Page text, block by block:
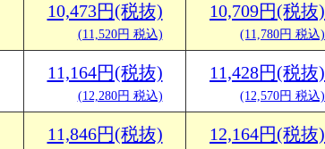
10,473円(税抜)
(11,520円 税込)
10,709円(税抜)
(11,780円 税込)
11,164円(税抜)
(12,280円 税込)
11,428円(税抜)
(12,570円 税込)
11,846円(税抜) 12,164円(税抜)